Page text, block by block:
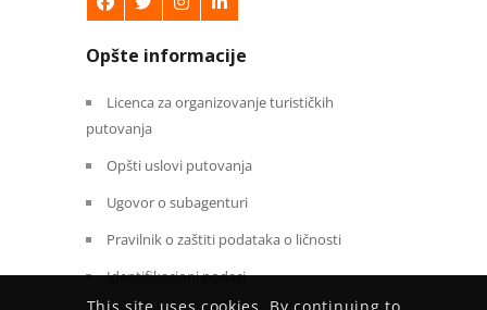
Opšte informacije
Licenca za organizovanje turističkih
putovanja
Opšti uslovi putovanja
Ugovor o subagenturi
Pravilnik o zaštiti podataka o ličnosti
Identifikacioni podaci
This site uses cookies. By continuing to